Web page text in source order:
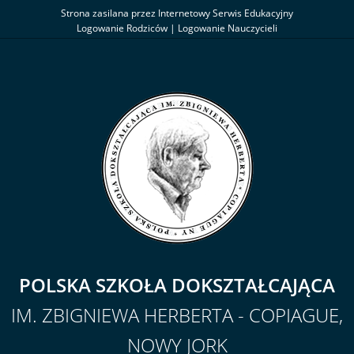
Strona zasilana przez Internetowy Serwis Edukacyjny
Logowanie Rodziców | Logowanie Nauczycieli
POLSKA SZKOŁA DOKSZTAŁCAJĄCA
IM. ZBIGNIEWA HERBERTA - COPIAGUE,
NOWY JORK